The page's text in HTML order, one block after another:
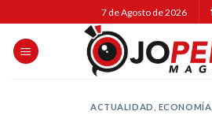
to
content
7 de Agosto de 2026
ACTUALIDAD ECONOMÍA